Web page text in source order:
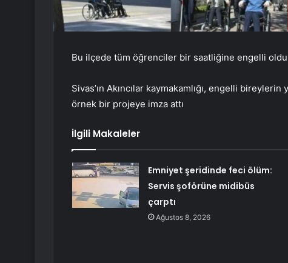
Bu ilçede tüm öğrenciler bir saatliğine engelli oldu
Sivas’ın Akıncılar kaymakamlığı, engelli
örnek bir projeye imza attı
İlgili Makaleler
Emniyet şeridinde feci ölüm:
Servis şoförüne midibüs
çarptı
Ağustos 8, 2026